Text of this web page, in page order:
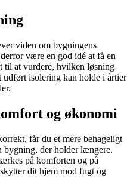
viden om bygningens
være en god idé at få en
til at vurdere, hvilken løsning
udført isolering kan holde i årtier
og økonomi
får du et mere behageligt
bygning, der holder længere.
på komforten og på
dit hjem mod fugt og